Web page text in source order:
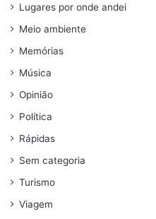
Lugares por onde andei
Meio ambiente
Memórias
Música
Opinião
Política
Rápidas
Sem categoria
Turismo
Viagem